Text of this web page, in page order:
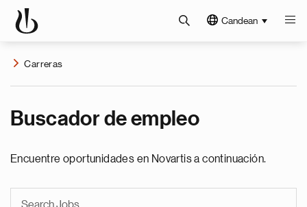
Candean
Carreras
Buscador de empleo
Encuentre oportunidades en Novartis a continuación.